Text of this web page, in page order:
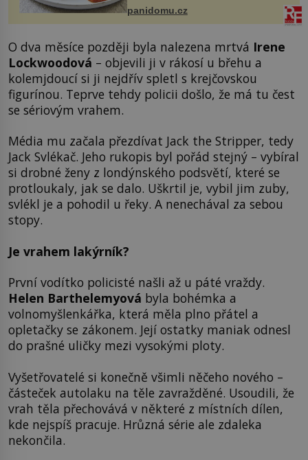
panidomu.cz
O dva měsíce později byla nalezena mrtvá Irene
Lockwoodová – objevili ji v rákosí u břehu a
kolemjdoucí si ji nejdřív spletl s krejčovskou
figurínou. Teprve tehdy policii došlo, že má tu čest
se sériovým vrahem.
Média mu začala přezdívat Jack the Stripper, tedy
Jack Svlékač. Jeho rukopis byl pořád stejný – vybíral
si drobné ženy z londýnského podsvětí, které se
protloukaly, jak se dalo. Uškrtil je, vybil jim zuby,
svlékl je a pohodil u řeky. A nenechával za sebou
stopy.
Je vrahem lakýrník?
První vodítko policisté našli až u páté vraždy.
Helen Barthelemyová byla bohémka a
volnomyšlenkářka, která měla plno přátel a
opletačky se zákonem. Její ostatky maniak odnesl
do prašné uličky mezi vysokými ploty.
Vyšetřovatelé si konečně všimli něčeho nového –
částeček autolaku na těle zavražděné. Usoudili, že
vrah těla přechovává v některé z místních dílen,
kde nejspíš pracuje. Hrůzná série ale zdaleka
nekončila.